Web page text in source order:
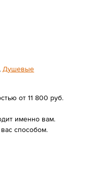
Душевые
от 11 800 руб.
именно вам.
способом.